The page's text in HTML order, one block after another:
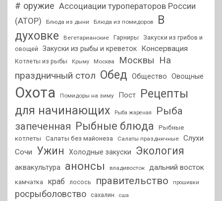
# оружие Ассоциации туроператоров России
(АТОР)
Блюда из дыни Блюда из помидоров
В
духовке
Вегетарианские Гарниры
Закуски из грибов и
овощей
Закуски из рыбы и креветок Консервация
Котлеты из рыбы Крыму Москва Москвы На
праздничный стол Обед Общество Овощные
Охота Помидоры на зиму Пост
Рецепты
для начинающих
Рыба жареная
Рыба
запеченная Рыбные блюда
Рыбные
котлеты
Салаты без майонеза Салаты праздничные
Слухи
Сочи
Ужин Холодные закуски Экология
аквакультура анонсы владивосток дальний восток
камчатка краб лосось правительство прошивки
росрыболовство сахалин сша